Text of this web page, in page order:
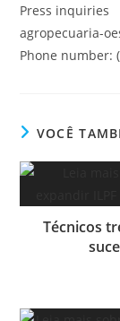
Press inquiries
agropecuaria-
Phone number:
VOCÊ
Técnicos